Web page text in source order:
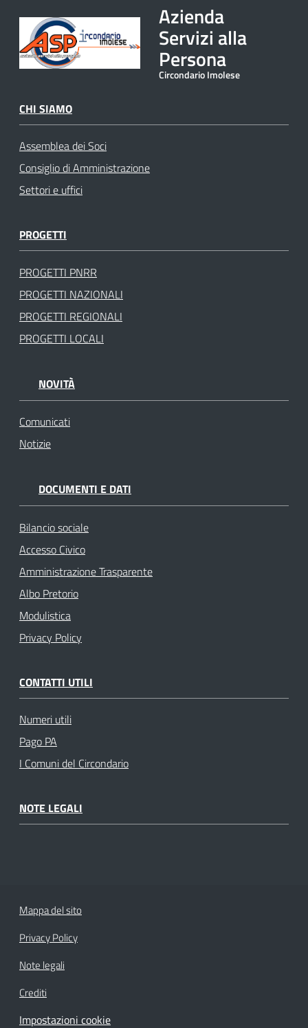
Azienda
Servizi alla
Persona
Circondario Imolese
CHI SIAMO
Assemblea dei Soci
Consiglio di Amministrazione
Settori e uffici
PROGETTI
PROGETTI PNRR
PROGETTI NAZIONALI
PROGETTI REGIONALI
PROGETTI LOCALI
NOVITÀ
Comunicati
Notizie
DOCUMENTI E DATI
Bilancio sociale
Accesso Civico
Amministrazione Trasparente
Albo Pretorio
Modulistica
Privacy Policy
CONTATTI UTILI
Numeri utili
Pago PA
I Comuni del Circondario
NOTE LEGALI
Mappa del sito
Privacy Policy
Note legali
Crediti
Impostazioni cookie